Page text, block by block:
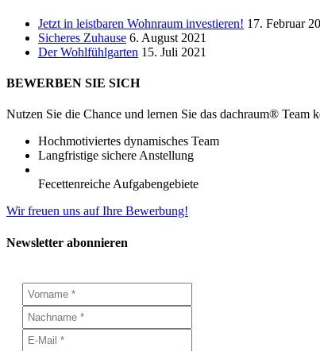
Jetzt in leistbaren Wohnraum investieren! 17. Februar
Sicheres Zuhause 6. August 2021
Der Wohlfühlgarten 15. Juli 2021
BEWERBEN SIE SICH
Nutzen Sie die Chance und lernen Sie das dachraum® Team
Hochmotiviertes dynamisches Team
Langfristige sichere Anstellung
Fecettenreiche Aufgabengebiete
Wir freuen uns auf Ihre Bewerbung!
Newsletter abonnieren